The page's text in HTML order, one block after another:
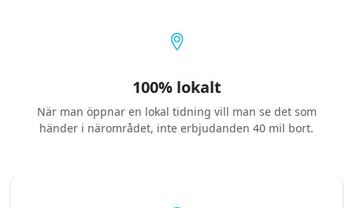
100% lokalt
När man öppnar en lokal tidning vill man se det som
händer i närområdet, inte erbjudanden 40 mil bort.